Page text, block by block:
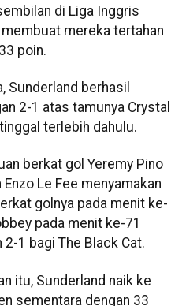
di Liga Inggris
mereka tertahan
poin.
Sunderland berhasil
2-1 atas tamunya Crystal
terlebih dahulu.
berkat gol Yeremy Pino
Le Fee menyamakan
golnya pada menit ke-
pada menit ke-71
1 bagi The Black Cat.
itu, Sunderland naik ke
sementara dengan 33